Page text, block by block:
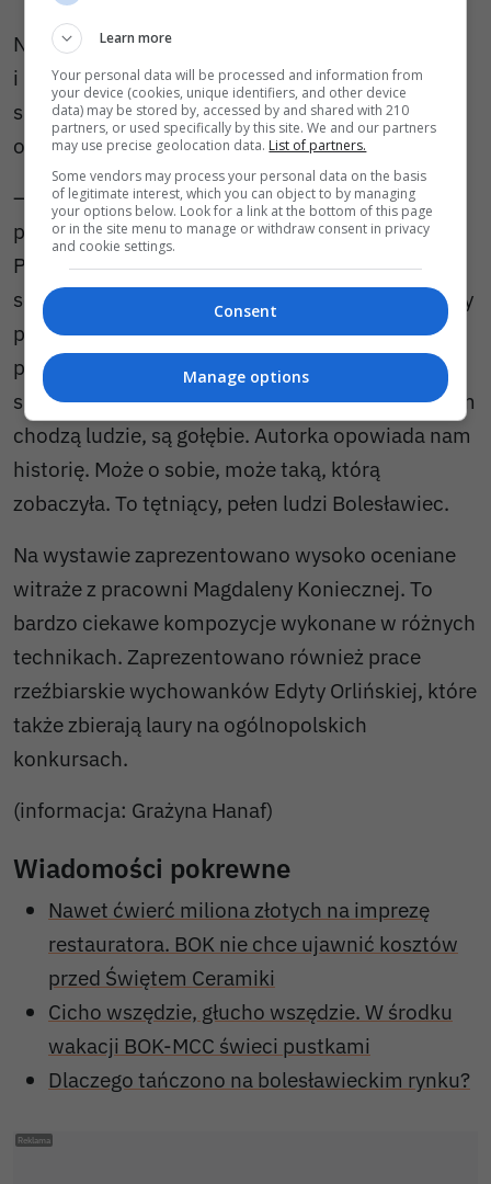
Nauczycielka chwaliła każdą pracę. Ślimaki
i kolorowe kompozycje pięciolatków, królewnę
siedmiolatki i miasto namalowane przez
ośmiolatkę.
– Są na nim dwie dziewczynki wyprowadzające
psy na spacer – wskazała na pracę Wojda-
Pytlińska. – Pieski mają się ku sobie i ciągną za
sobą właścicielki trzymające je na smyczy. Między
psami namalowane jest serduszko, oznacza tu
psią miłość. Jest sklep z ubraniami pełen
sukienek i żakietów. Jest rynek miejski, po którym
chodzą ludzie, są gołębie. Autorka opowiada nam
historię. Może o sobie, może taką, którą
zobaczyła. To tętniący, pełen ludzi Bolesławiec.
Na wystawie zaprezentowano wysoko oceniane
witraże z pracowni Magdaleny Koniecznej. To
bardzo ciekawe kompozycje wykonane w różnych
technikach. Zaprezentowano również prace
rzeźbiarskie wychowanków Edyty Orlińskiej, które
także zbierają laury na ogólnopolskich
konkursach.
(informacja: Grażyna Hanaf)
Wiadomości pokrewne
Nawet ćwierć miliona złotych na imprezę
restauratora. BOK nie chce ujawnić kosztów
przed Świętem Ceramiki
Cicho wszędzie, głucho wszędzie. W środku
wakacji BOK-MCC świeci pustkami
Dlaczego tańczono na bolesławieckim rynku?
Learn more
Your personal data will be processed and information from
your device (cookies, unique identifiers, and other device
data) may be stored by, accessed by and shared with 210
partners, or used specifically by this site. We and our partners
may use precise geolocation data. List of partners.
Some vendors may process your personal data on the basis
of legitimate interest, which you can object to by managing
your options below. Look for a link at the bottom of this page
or in the site menu to manage or withdraw consent in privacy
and cookie settings.
Consent
Manage options